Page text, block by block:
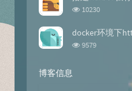
数:
浏
次
10230
浏
9579
博客信息